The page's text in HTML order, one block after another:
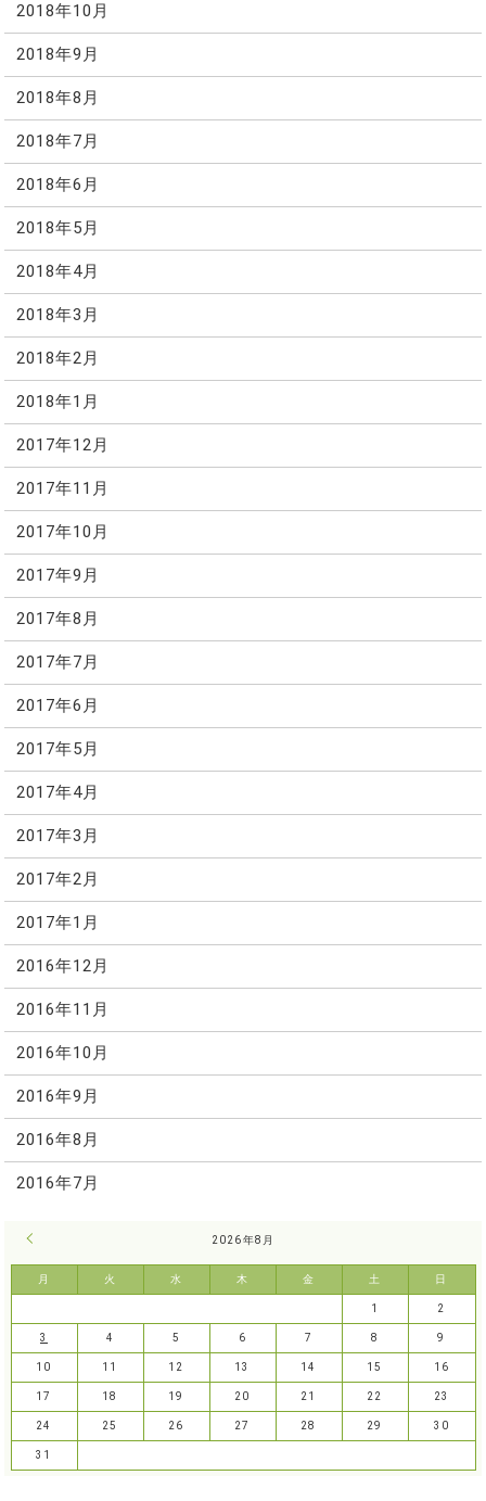
2018年10月
2018年9月
2018年8月
2018年7月
2018年6月
2018年5月
2018年4月
2018年3月
2018年2月
2018年1月
2017年12月
2017年11月
2017年10月
2017年9月
2017年8月
2017年7月
2017年6月
2017年5月
2017年4月
2017年3月
2017年2月
2017年1月
2016年12月
2016年11月
2016年10月
2016年9月
2016年8月
2016年7月
2026年8月
月 火 水 木 金 土 日
1 2
3 4 5 6 7 8 9
10 11 12 13 14 15 16
17 18 19 20 21 22 23
24 25 26 27 28 29 30
31